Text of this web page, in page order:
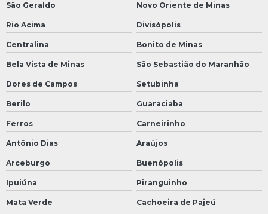
São Geraldo Novo Oriente de Minas
Rio Acima Divisópolis
Centralina Bonito de Minas
Bela Vista de Minas São Sebastião do Maranhão
Dores de Campos Setubinha
Berilo Guaraciaba
Ferros Carneirinho
Antônio Dias Araújos
Arceburgo Buenópolis
Ipuiúna Piranguinho
Mata Verde Cachoeira de Pajeú